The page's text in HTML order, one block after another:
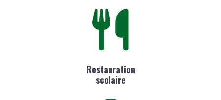
Restauration
scolaire